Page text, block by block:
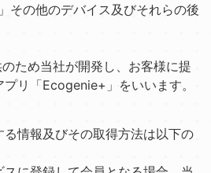
その他のデバイス及びそれらの後
め当社が開発し、お客様に提
リ「Ecogenie+」をいいます。
情報及びその取得方法は以下の